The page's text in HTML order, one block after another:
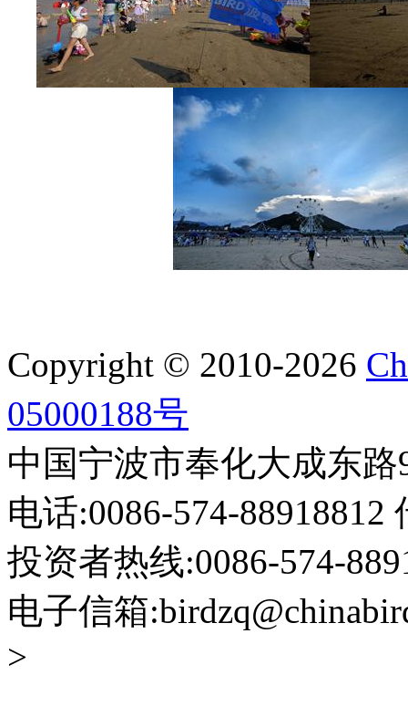
Copyright © 2010-2026
05000188号
中国宁波市奉化大成东路
电话:0086-574-88918812
投资者热线:0086-574-
电子信箱
>